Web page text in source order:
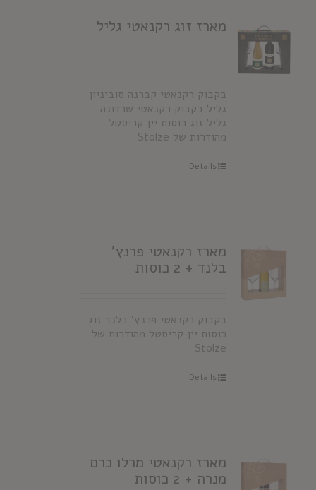
מארז זוג רקנאטי גליל
בקבוק רקנאטי קברנה סוביניון
גליל בקבוק רקנאטי שרדונה
גליל זוג כוסות יין קריסטל
מהודרות של Stolze
Details
מארז רקנאטי פרנץ'
בלנד + 2 כוסות
בקבוק רקנאטי פרנץ' בלנד זוג
כוסות יין קריסטל מהודרות של
Stolze
Details
מארז רקנאטי מרלו כרם
מנרה + 2 כוסות